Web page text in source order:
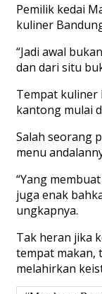
Pemilik kedai
kuliner
“Jadi awal
dan dari situ
Tempat kuliner
kantong mulai
Salah seorang
menu
“Yang
juga enak
ungkapnya.
Tak heran jika
tempat makan,
melahirkan